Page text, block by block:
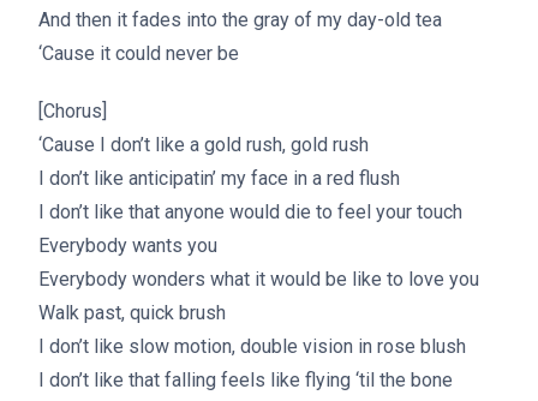
And thеn it fades into the gray of my day-old tea
‘Cause it could never be
[Chorus]
‘Cause I don’t like a gold rush, gold rush
I don’t like anticipatin’ my face in a red flush
I don’t like that anyone would die to feel your touch
Everybody wants you
Everybody wonders what it would be like to love you
Walk past, quick brush
I don’t like slow motion, double vision in rose blush
I don’t like that falling feels like flying ‘til the bone